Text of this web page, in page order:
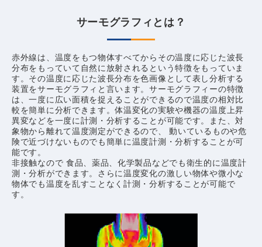
サーモグラフィとは？
赤外線は、温度をもつ物体すべてからその温度に応じた波長
分布をもっていて自然に放射されるという特徴をもっていま
す。その温度に応じた波長分布を色画像として表し分析する
装置をサーモグラフィと言います。サーモグラフィーの特徴
は、一度に広い面積を捉えることができるので温度の相対比
較を簡単に分析できます。体温変化の実験や機器の温度上昇
異変などを一度に計測・分析することが可能です。また、対
象物から離れて温度測定ができるので、 動いているものや危
険で近づけないものでも簡単に温度計測・分析することが可
能です。
非接触なので 食品、薬品、化学製品などでも衛生的に温度計
測・分析ができます。さらに温度変化の激しい物体や微小な
物体でも温度を乱すことなく計測・分析することが可能で
す。